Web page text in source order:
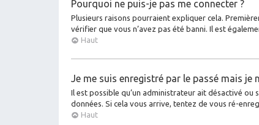
Pourquoi ne puis-je pas me connecter ?
Plusieurs raisons pourraient expliquer cela.
vérifier que vous n’avez pas été banni. Il est
Haut
Je me suis enregistré par le passé mais je
Il est possible qu’un administrateur ait désactivé
données. Si cela vous arrive, tentez de vous ré-
Haut